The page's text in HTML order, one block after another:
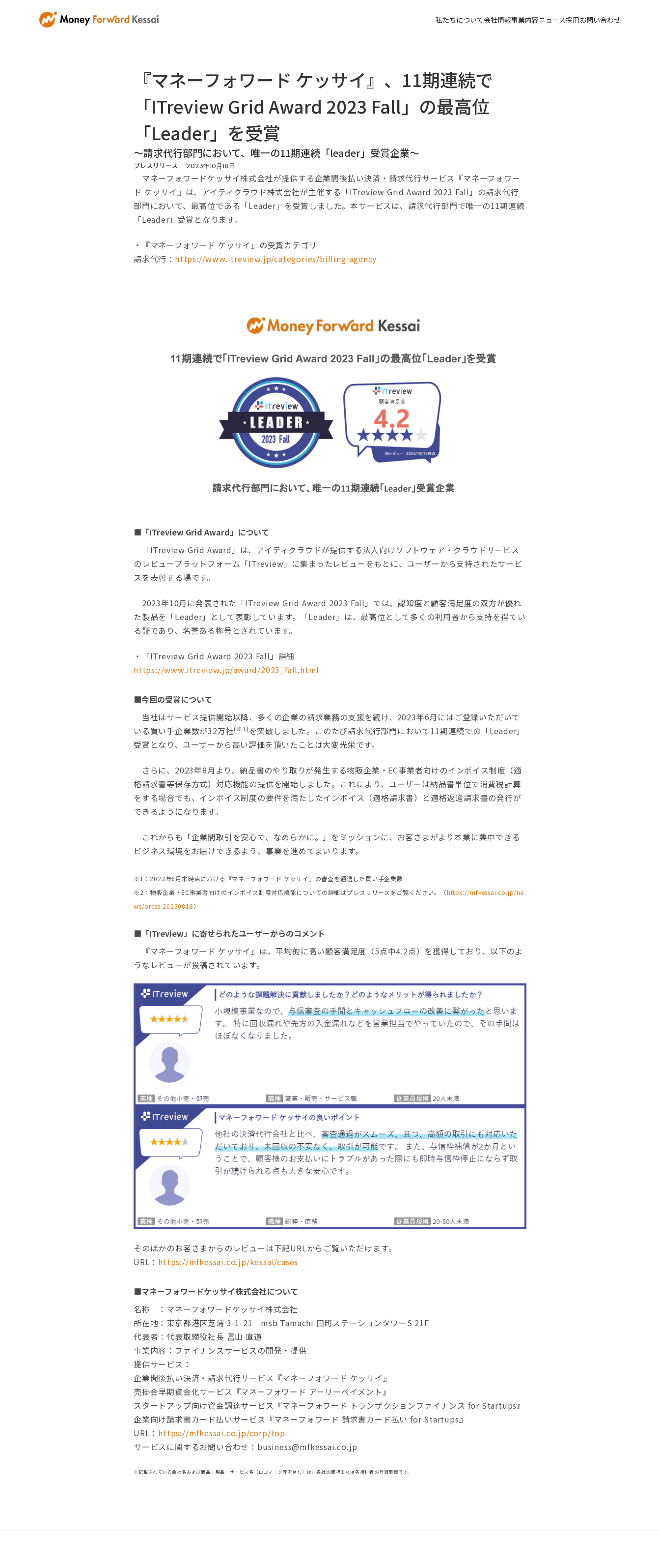
私たちについて会社情報事業内容ニュース採用お問い合わせ
『マネーフォワード ケッサイ』、11期連続で
「ITreview Grid Award 2023 Fall」の最高位
「Leader」を受賞
～請求代行部門において、唯一の11期連続「leader」受賞企業～
プレスリリース 2023年10 月18日
マネーフォワードケッサイ株式会社が提供する企業間後払い決済・請求代行サービス『マネーフォワー
ド ケッサイ』は、アイティクラウド株式会社が主催する「ITreview Grid Award 2023 Fall」の請求代行
部門において、最高位である「Leader」を受賞しました。本サービスは、請求代行部門で唯一の11期連続
「Leader」受賞となります。
・『マネーフォワード ケッサイ』の受賞カテゴリ
請求代行： https://www.itreview.jp/categories/billing-agency
■「ITreview Grid Award」について
「ITreview Grid Award」は、アイティクラウドが提供する法人向けソフトウェア・クラウドサービス
のレビュープラットフォーム「ITreview」に集まったレビューをもとに、ユーザーから支持されたサービ
スを表彰する場です。
2023年10月に発表された「ITreview Grid Award 2023 Fall」では、認知度と顧客満足度の双方が優れ
た製品を「Leader」として表彰しています。「Leader」は、最高位として多くの利用者から支持を得てい
る証であり、名誉ある称号とされています。
・「ITreview Grid Award 2023 Fall」詳細
https://www.itreview.jp/award/2023_fall.html
■今回の受賞について
当社はサービス提供開始以降、多くの企業の請求業務の支援を続け、2023年6月にはご登録いただいて
いる買い手企業数が32万社(※1) を突破しました。このたび請求代行部門において11期連続での「Leader」
受賞となり、ユーザーから高い評価を頂いたことは大変光栄です。
さらに、2023年8月より、納品書のやり取りが発生する物販企業・EC事業者向けのインボイス制度（適
格請求書等保存方式）対応機能の提供を開始しました。これにより、ユーザーは納品書単位で消費税計算
をする場合でも、インボイス制度の要件を満たしたインボイス（適格請求書）と適格返還請求書の発行が
できるようになります。
これからも「企業間取引を安心で、なめらかに。」をミッションに、お客さまがより本業に集中できる
ビジネス環境をお届けできるよう、事業を進めてまいります。
※1：2023年6月末時点における『マネーフォワード ケッサイ』の審査を通過した買い手企業数
※2：物販企業・EC事業者向けのインボイス制度対応機能についての詳細はプレスリリースをご覧ください。（https://mfkessai.co.jp/ne
ws/press-20230818）
■「ITreview」に寄せられたユーザーからのコメント
『マネーフォワード ケッサイ』は、平均的に高い顧客満足度（5点中4.2点）を獲得しており、以下のよ
うなレビューが投稿されています。
そのほかのお客さまからのレビューは下記URLからご覧いただけます。
URL： https://mfkessai.co.jp/kessai/cases
■マネーフォワードケッサイ株式会社について
名称 ：マネーフォワードケッサイ株式会社
所在地：東京都港区芝浦 3-1-21 msb Tamachi 田町ステーションタワーS 21F
代表者：代表取締役社長 冨山 直道
事業内容：ファイナンスサービスの開発・提供
提供サービス：
企業間後払い決済・請求代行サービス『マネーフォワード ケッサイ』
売掛金早期資金化サービス『マネーフォワード アーリーぺイメント』
スタートアップ向け資金調達サービス『マネーフォワード トランザクションファイナンス for Startups』
企業向け請求書カード払いサービス『マネーフォワード 請求書カード払い for Startups』
URL： https://mfkessai.co.jp/corp/top
サービスに関するお問い合わせ：business@mfkessai.co.jp
※記載されている会社名および商品・製品・サービス名（ロゴマーク等を含む）は、各社の商標または各権利者の登録商標です。